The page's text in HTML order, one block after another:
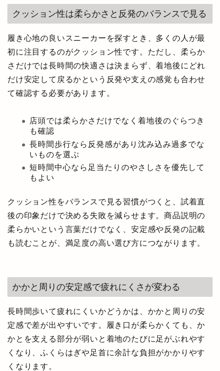
クッション性は柔らかさと反発のバランスで見る
履き心地の良いスニーカーを探すとき、多くの人が最
初に注目するのがクッション性です。ただし、柔らか
さだけでは長時間の快適さは決まらず、着地後にどれ
だけ安定して戻るかという反発や支えの感覚も合わせ
て確認する必要があります。
店頭では柔らかさだけでなく着地後のぐらつき
も確認
長時間歩行なら反発感があり沈み込み過多でな
いものを選ぶ
短時間中心なら足当たりのやさしさを優先して
もよい
クッション性をバランスで見る習慣がつくと、試着直
後の印象だけで決める失敗を減らせます。商品説明の
柔らかいという言葉だけでなく、安定感や反発の記載
も読むことが、満足度の高い選び方につながります。
かかと周りの安定感で疲れにくさが変わる
長時間歩いて疲れにくいかどうかは、かかと周りの安
定感で差が出やすいです。履き口が柔らかくても、か
かとを支える部分が弱いと着地のたびに足がぶれやす
くなり、ふくらはぎや足首に余計な負担がかかりやす
くなります。